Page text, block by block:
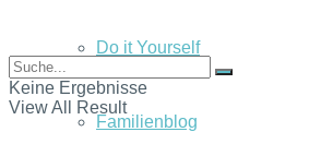
Do it Yourself
Familienblog
Keine Ergebnisse
View All Result